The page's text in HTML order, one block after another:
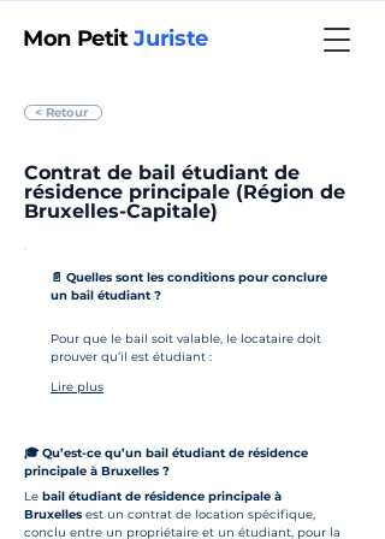
Mon PetitJuriste
< Retour
Contrat de bail étudiant de
résidence principale (Région de
Bruxelles-Capitale)
📄 Quelles sont les conditions pour conclure
un bail étudiant ?
Pour que le bail soit valable, le locataire doit
prouver qu’il est étudiant :
Lire plus
🎓 Qu’est-ce qu’un bail étudiant de résidence
principale à Bruxelles ?
Le bail étudiant de résidence principale à
Bruxelles est un contrat de location spécifique,
conclu entre un propriétaire et un étudiant, pour la